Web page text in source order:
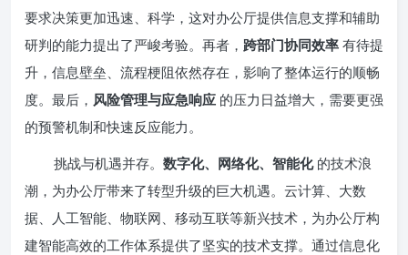
要求决策更加迅速、科学，这对办公厅提供信息支撑和辅助
研判的能力提出了严峻考验。再者， 跨部门协同效率 有待提
升，信息壁垒、流程梗阻依然存在，影响了整体运行的顺畅
度。最后， 风险管理与应急响应 的压力日益增大，需要更强
的预警机制和快速反应能力。
挑战与机遇并存。 数字化、网络化、智能化 的技术浪
潮，为办公厅带来了转型升级的巨大机遇。云计算、大数
据、人工智能、物联网、移动互联等新兴技术，为办公厅构
建智能高效的工作体系提供了坚实的技术支撑。通过信息化